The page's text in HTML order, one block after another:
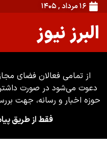
۱۶ مرداد , ۱۴۰۵
البرز نیوز
از تمامی فعالان فضای
دعوت می‌شود در صورت داشتن
حوزه اخبار و رسانه، جهت
فقط از طریق پیامک :